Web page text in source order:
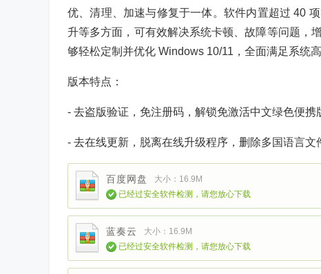
优、清理、加速与修复于一体。软件内置超过 40
升等多方面，可有效解决系统卡顿、故障等问题，
够轻松定制并优化 Windows 10/11，全面满足系统
版本特点：
- 去盗版验证，免注册码，解锁免激活中文绿色便携
- 去在线更新，脱离在线升级程序，删除多国语言文
百度网盘
大小：16.9M
已经过安全软件检测，请您放心下载
蓝奏云
大小：16.9M
已经过安全软件检测，请您放心下载